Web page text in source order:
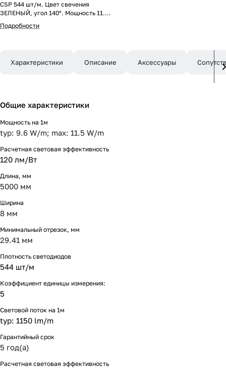
CSP 544 шт/м. Цвет свечения
ЗЕЛЕНЫЙ, угол 140°. Мощность 11.5
Вт/м, питание 24 В. Размеры
5000х8х1,6 мм. Мин.отрезок 29,41
Подробности
Характеристики Описание Аксессуары
Общие характеристики
Мощность на 1м
typ: 9.6 W/m; max: 11.5 W/m
Расчетная световая эффективность
120 лм/Вт
Длина, мм
5000 мм
Ширина
8 мм
Минимальный отрезок, мм
29.41 мм
Плотность светодиодов
544 шт/м
Коэффициент единицы измерения:
5
Световой поток на 1м
typ: 1150 lm/m
Гарантийный срок
5 год(а)
Расчетная световая эффективность